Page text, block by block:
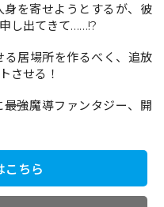
を寄せようとするが、彼
し出てきて……!?
居場所を作るべく、追放
させる！
最強魔導ファンタジー、開
こちら